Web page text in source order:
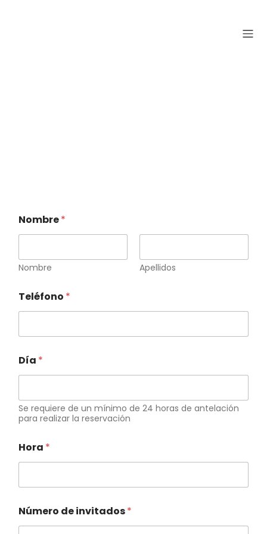
Nombre*
Nombre Apellidos
Teléfono *
Día *
Se requiere de un mínimo de 24 horas de antelación
para realizar la reservación
Hora *
Número de invitados*